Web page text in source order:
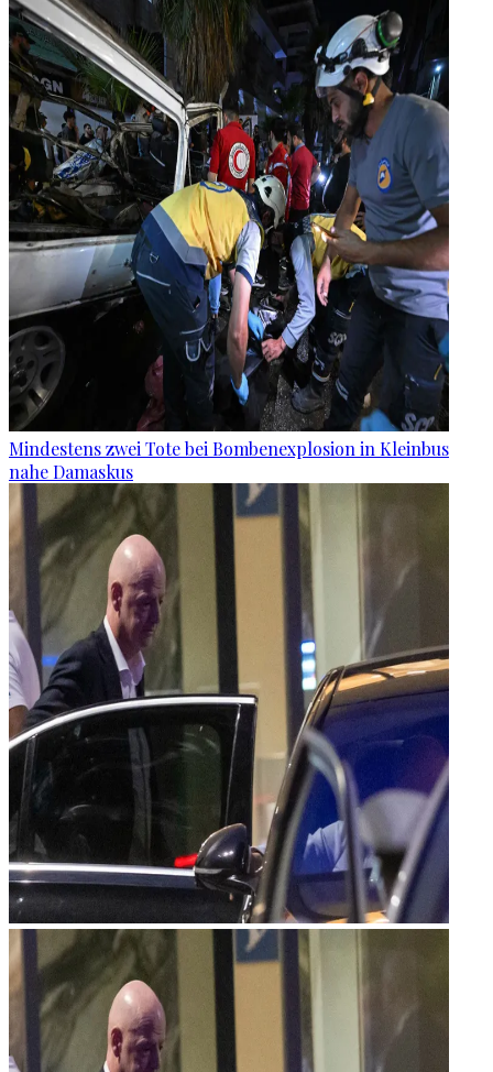
Mindestens zwei Tote bei Bombenexplosion in Kleinbus
nahe Damaskus